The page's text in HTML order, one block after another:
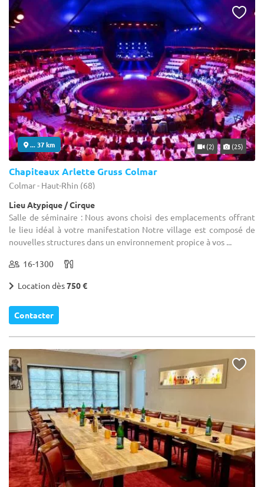
... 37 km (2) (25)
Chapiteaux Arlette Gruss Colmar
Colmar - Haut-Rhin (68)
Lieu Atypique / Cirque
Salle de séminaire : Nous avons choisi des emplacements offrant
le lieu idéal à votre manifestation Notre village est composé de
nouvelles structures dans un environnement propice à vos ...
16-1300
Location dès750 €
Contacter